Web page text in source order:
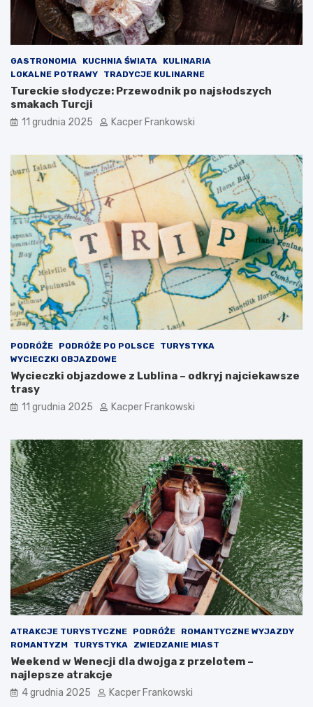
GASTRONOMIA KUCHNIA ŚWIATA
KULINARIA
LOKALNE POTRAWY
TRADYCJE KULINARNE
Tureckie słodycze: Przewodnik po najsłodszych
smakach Turcji
11 grudnia 2025 Kacper Frankowski
PODRÓŻE PODRÓŻE PO POLSCE
TURYSTYKA
WYCIECZKI OBJAZDOWE
Wycieczki objazdowe z Lublina – odkryj najciekawsze
trasy
11 grudnia 2025 Kacper Frankowski
ATRAKCJE TURYSTYCZNE PODRÓŻE
ROMANTYCZNE WYJAZDY
ROMANTYZM
TURYSTYKA ZWIEDZANIE MIAST
Weekend w Wenecji dla dwojga z przelotem –
najlepsze atrakcje
4 grudnia 2025 Kacper Frankowski